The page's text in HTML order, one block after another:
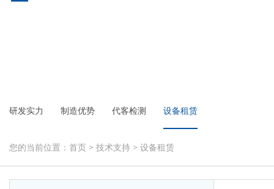
研发实力 制造优势 代客检测 设备租赁
您的当前位置： 首页 > 技术支持 > 设备租赁